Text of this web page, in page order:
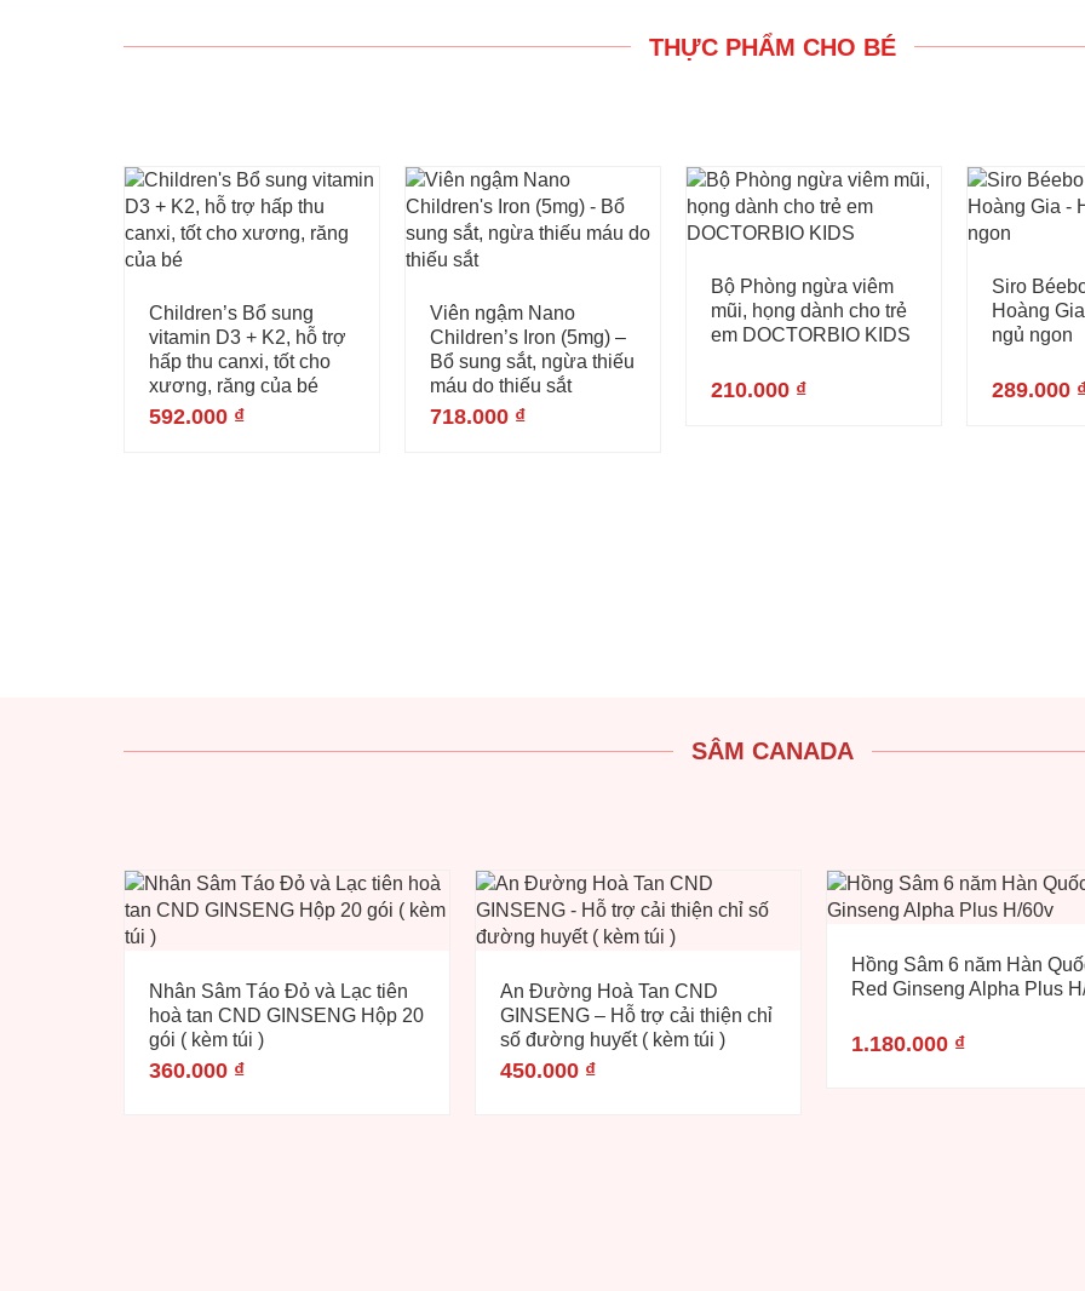
THỰC PHẨM CHO BÉ
Children’s Bổ sung
vitamin D3 + K2, hỗ trợ
hấp thu canxi, tốt cho
xương, răng của bé
592.000 ₫
Viên ngậm Nano
Children’s Iron (5mg) –
Bổ sung sắt, ngừa thiếu
máu do thiếu sắt
718.000 ₫
Bộ Phòng ngừa viêm
mũi, họng dành cho trẻ
em DOCTORBIO KIDS
210.000 ₫
Siro
Hoàng
ngủ ngon
289.000
SÂM CANADA
Nhân Sâm Táo Đỏ và Lạc tiên
hoà tan CND GINSENG Hộp 20
gói ( kèm túi )
360.000 ₫
An Đường Hoà Tan CND
GINSENG – Hỗ trợ cải thiện chỉ
số đường huyết ( kèm túi )
450.000 ₫
Hồng Sâm 6 năm Hàn
Red Ginseng Alpha Plus
1.180.000 ₫